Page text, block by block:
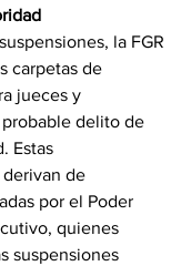
la FGR
carpetas de
jueces y
delito de
Estas
de
por el Poder
quienes
suspensiones